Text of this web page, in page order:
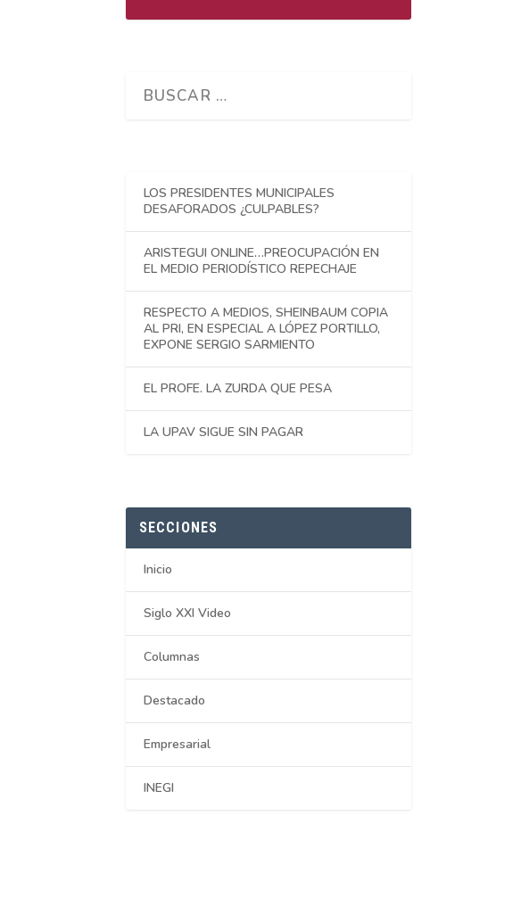
LOS PRESIDENTES MUNICIPALES
DESAFORADOS ¿CULPABLES?
ARISTEGUI ONLINE…PREOCUPACIÓN EN
EL MEDIO PERIODÍSTICO REPECHAJE
RESPECTO A MEDIOS, SHEINBAUM COPIA
AL PRI, EN ESPECIAL A LÓPEZ PORTILLO,
EXPONE SERGIO SARMIENTO
EL PROFE. LA ZURDA QUE PESA
LA UPAV SIGUE SIN PAGAR
SECCIONES
Inicio
Siglo XXI Video
Columnas
Destacado
Empresarial
INEGI